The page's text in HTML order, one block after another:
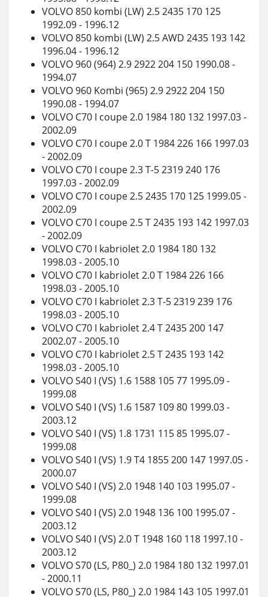
VOLVO 850 kombi (LW) 2.5 2435 170 125
1992.09 - 1996.12
VOLVO 850 kombi (LW) 2.5 AWD 2435 193 142
1996.04 - 1996.12
VOLVO 960 (964) 2.9 2922 204 150 1990.08 -
1994.07
VOLVO 960 Kombi (965) 2.9 2922 204 150
1990.08 - 1994.07
VOLVO C70 I coupe 2.0 1984 180 132 1997.03 -
2002.09
VOLVO C70 I coupe 2.0 T 1984 226 166 1997.03
- 2002.09
VOLVO C70 I coupe 2.3 T-5 2319 240 176
1997.03 - 2002.09
VOLVO C70 I coupe 2.5 2435 170 125 1999.05 -
2002.09
VOLVO C70 I coupe 2.5 T 2435 193 142 1997.03
- 2002.09
VOLVO C70 I kabriolet 2.0 1984 180 132
1998.03 - 2005.10
VOLVO C70 I kabriolet 2.0 T 1984 226 166
1998.03 - 2005.10
VOLVO C70 I kabriolet 2.3 T-5 2319 239 176
1998.03 - 2005.10
VOLVO C70 I kabriolet 2.4 T 2435 200 147
2002.07 - 2005.10
VOLVO C70 I kabriolet 2.5 T 2435 193 142
1998.03 - 2005.10
VOLVO S40 I (VS) 1.6 1588 105 77 1995.09 -
1999.08
VOLVO S40 I (VS) 1.6 1587 109 80 1999.03 -
2003.12
VOLVO S40 I (VS) 1.8 1731 115 85 1995.07 -
1999.08
VOLVO S40 I (VS) 1.9 T4 1855 200 147 1997.05 -
2000.07
VOLVO S40 I (VS) 2.0 1948 140 103 1995.07 -
1999.08
VOLVO S40 I (VS) 2.0 1948 136 100 1995.07 -
2003.12
VOLVO S40 I (VS) 2.0 T 1948 160 118 1997.10 -
2003.12
VOLVO S70 (LS, P80_) 2.0 1984 180 132 1997.01
- 2000.11
VOLVO S70 (LS, P80_) 2.0 1984 143 105 1997.01